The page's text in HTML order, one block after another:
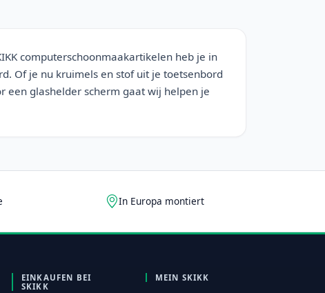
computerschoonmaakartikelen heb je in
Of je nu kruimels en stof uit je toetsenbord
een glashelder scherm gaat wij helpen je
In Europa montiert
EINKAUFEN BEI
SKIKK
MEIN SKIKK